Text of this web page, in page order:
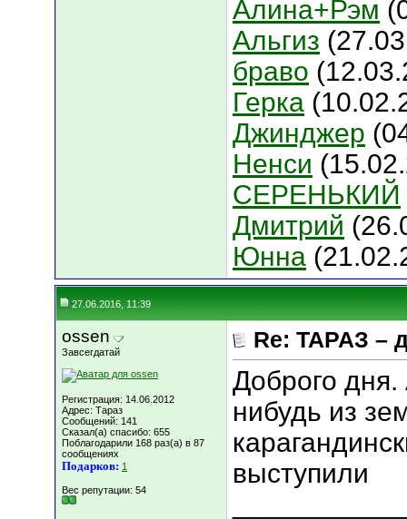
Алина+Рэм
Альгиз
браво
Герка
Джинджер
Ненси
СЕРЕНЬКИЙ
Дмитрий
Юнна
27.06.2016, 11:39
ossen
Завсегдатай
Регистрация: 14.06.2012
Адрес: Тараз
Сообщений: 141
Сказал(а) спасибо: 655
Поблагодарили 168 раз(а) в 87
сообщениях
Подарков: 1
Вес репутации: 54
Re: ТАРАЗ –
Доброго
нибудь из
выступили